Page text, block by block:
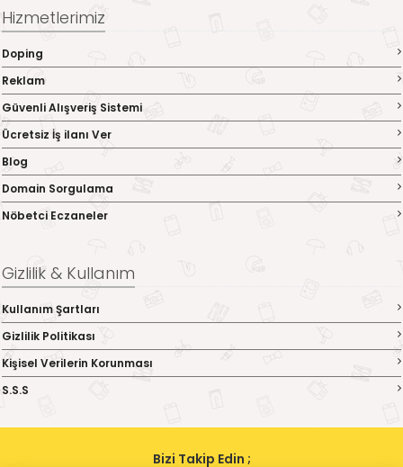
Hizmetlerimiz
Doping
Reklam
Güvenli Alışveriş Sistemi
Ücretsiz İş ilanı Ver
Blog
Domain Sorgulama
Nöbetci Eczaneler
Gizlilik & Kullanım
Kullanım Şartları
Gizlilik Politikası
Kişisel Verilerin Korunması
S.S.S
Bizi Takip Edin ;